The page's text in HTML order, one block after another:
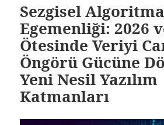
Sezgisel Algoritma
Egemenliği: 2026
Ötesinde Veriyi
Öngörü Gücüne
Yeni Nesil Yazılım
Katmanları